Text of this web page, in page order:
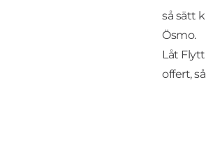
så sätt
Ösmo.
Låt
offert,